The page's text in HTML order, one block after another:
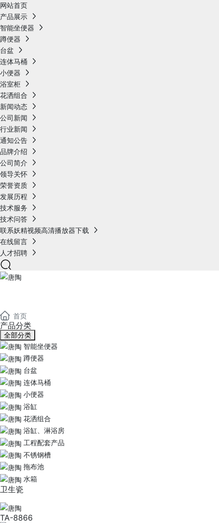
网站首页
产品展示
智能坐便器
蹲便器
台盆
连体马桶
小便器
浴室柜
花洒组合
新闻动态
公司新闻
行业新闻
通知公告
品牌介绍
公司简介
领导关怀
荣誉资质
发展历程
技术服务
技术问答
联系妖精视频高清播放器下载
在线留言
人才招聘
首页
产品分类
全部分类
智能坐便器
蹲便器
台盆
连体马桶
小便器
浴缸
花洒组合
浴缸、淋浴房
工程配套产品
不锈钢槽
拖布池
水箱
卫生瓷
TA-8866